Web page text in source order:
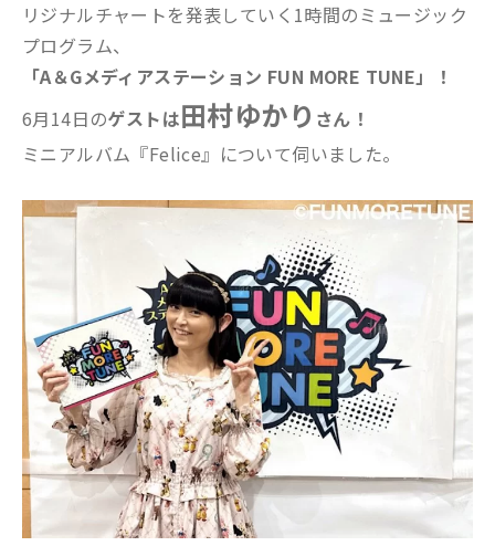
リジナルチャートを発表していく1時間のミュージック
プログラム、
「A＆Gメディアステーション FUN MORE TUNE」！
6月14日のゲストは田村ゆかり さん！
ミニアルバム『Felice』について伺いました。